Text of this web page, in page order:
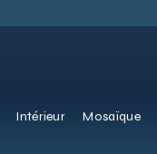
Intérieur Mosaïque